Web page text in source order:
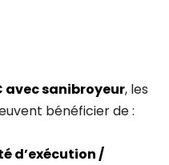
avec sanibroyeur, les
bénéficier de :
d’exécution /